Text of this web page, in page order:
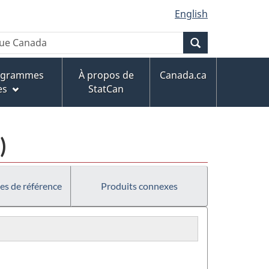
English
À propos de
StatCan
Canada.ca
de référence Produits connexes